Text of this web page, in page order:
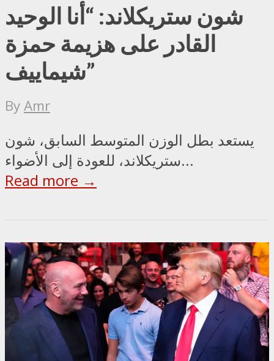
شون ستريكلاند: “أنا الوحيد
القادر على هزيمة حمزة
شيماييف”
ByAmr
يستعد بطل الوزن المتوسط السابق، شون
ستريكلاند، للعودة إلى الأضواء...
Read more →